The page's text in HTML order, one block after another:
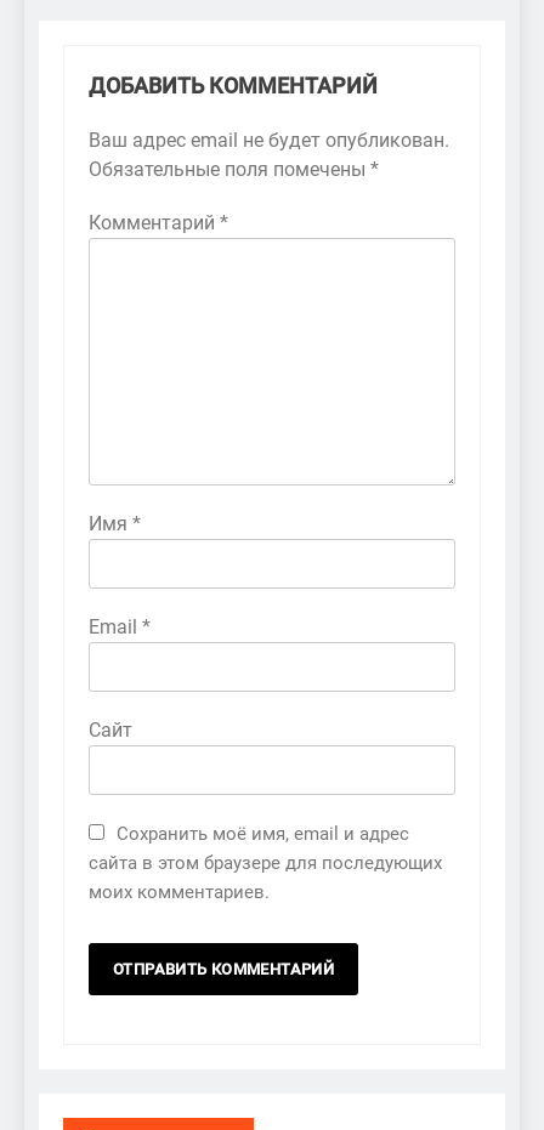
ДОБАВИТЬ КОММЕНТАРИЙ
Ваш адрес email не будет опубликован.
Обязательные поля помечены *
Комментарий *
Имя *
Email *
Сайт
Сохранить моё имя, email и адрес
сайта в этом браузере для последующих
моих комментариев.